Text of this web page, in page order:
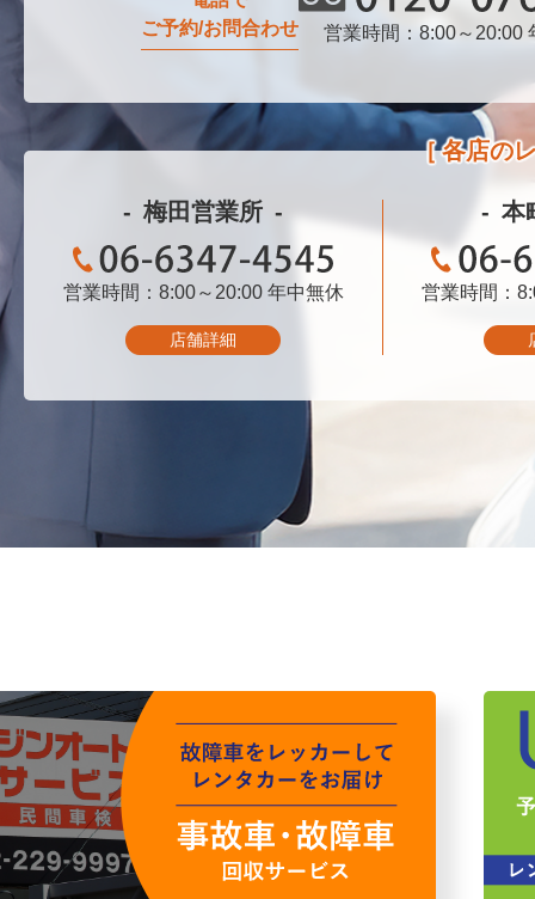
ご予約/お問合わせ
0120-076-750
営業時間：8:00～20:00
各店の
梅田営業所
06-6347-4545
営業時間：8:00～20:00 年中無休
店舗詳細
本
営業時間：